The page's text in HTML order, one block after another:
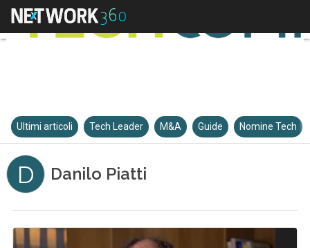
Ultimi articoli Tech Leader M&A Guide Nomine Tech
D Danilo Piatti